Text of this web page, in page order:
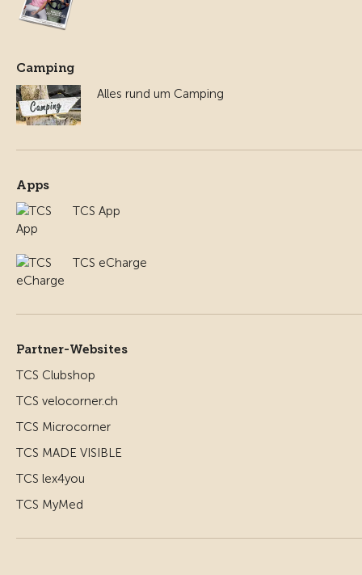
Camping
Alles rund um Camping
Apps
TCS App
TCS eCharge
Partner-Websites
TCS Clubshop
TCS velocorner.ch
TCS Microcorner
TCS MADE VISIBLE
TCS lex4you
TCS MyMed